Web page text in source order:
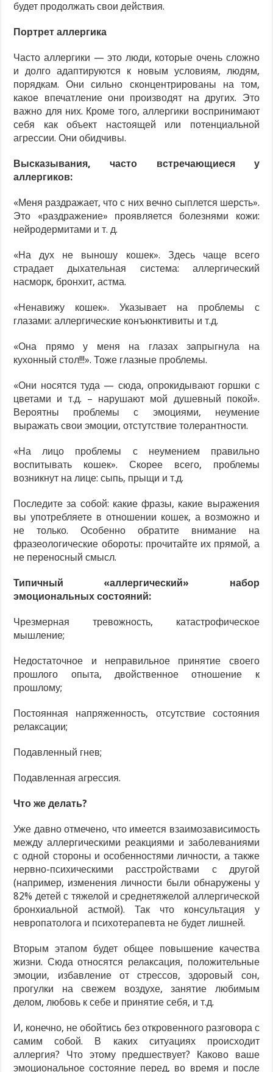
будет продолжать свои действия.
Портрет аллергика
Часто аллергики — это люди, которые очень сложно
и долго адаптируются к новым условиям, людям,
порядкам. Они сильно сконцентрированы на том,
какое впечатление они производят на других. Это
важно для них. Кроме того, аллергики воспринимают
себя как объект настоящей или потенциальной
агрессии. Они обидчивы.
Высказывания, часто встречающиеся у
аллергиков:
«Меня раздражает, что с них вечно сыплется шерсть».
Это «раздражение» проявляется болезнями кожи:
нейродермитами и т. д.
«На дух не выношу кошек». Здесь чаще всего
страдает дыхательная система: аллергический
насморк, бронхит, астма.
«Ненавижу кошек». Указывает на проблемы с
глазами: аллергические конъюнктивиты и т.д.
«Она прямо у меня на глазах запрыгнула на
кухонный стол!!!». Тоже глазные проблемы.
«Они носятся туда — сюда, опрокидывают горшки с
цветами и т.д. – нарушают мой душевный покой».
Вероятны проблемы с эмоциями, неумение
выражать свои эмоции, отстутствие толерантности.
«На лицо проблемы с неумением правильно
воспитывать кошек». Скорее всего, проблемы
возникнут на лице: сыпь, прыщи и т.д.
Последите за собой: какие фразы, какие выражения
вы употребляете в отношении кошек, а возможно и
не только. Особенно обратите внимание на
фразеологические обороты: прочитайте их прямой, а
не переносный смысл.
Типичный «аллергический» набор
эмоциональных состояний:
Чрезмерная тревожность, катастрофическое
мышление;
Недостаточное и неправильное принятие своего
прошлого опыта, двойственное отношение к
прошлому;
Постоянная напряженность, отсутствие состояния
релаксации;
Подавленный гнев;
Подавленная агрессия.
Что же делать?
Уже давно отмечено, что имеется взаимозависимость
между аллергическими реакциями и заболеваниями
с одной стороны и особенностями личности, а также
нервно-психическими расстройствами с другой
(например, изменения личности были обнаружены у
82% детей с тяжелой и среднетяжелой аллергической
бронхиальной астмой). Так что консультация у
невропатолога и психотерапевта не будет лишней.
Вторым этапом будет общее повышение качества
жизни. Сюда относятся релаксация, положительные
эмоции, избавление от стрессов, здоровый сон,
прогулки на свежем воздухе, занятие любимым
делом, любовь к себе и принятие себя, и т.д.
И, конечно, не обойтись без откровенного разговора с
самим собой. В каких ситуациях происходит
аллергия? Что этому предшествует? Каково ваше
эмоциональное состояние перед, во время и после